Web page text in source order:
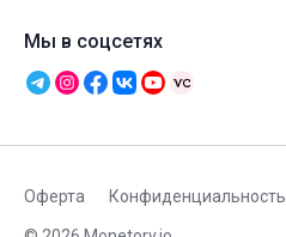
Мы в соцсетях
Оферта Конфиденциальность